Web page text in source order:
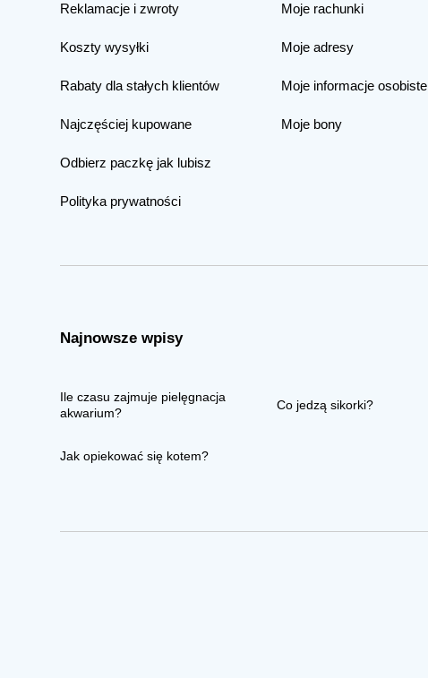
Reklamacje i zwroty
Koszty wysyłki
Rabaty dla stałych klientów
Najczęściej kupowane
Odbierz paczkę jak lubisz
Polityka prywatności
Moje rachunki
Moje adresy
Moje informacje osobiste
Moje bony
Najnowsze wpisy
Ile czasu zajmuje pielęgnacja
akwarium?
Co jedzą sikorki?
Jak opiekować się kotem?